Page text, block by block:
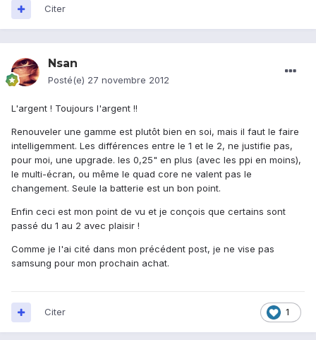
Citer
Nsan
Posté(e) 27 novembre 2012
L'argent ! Toujours l'argent !!
Renouveler une gamme est plutôt bien en soi, mais il faut le faire
intelligemment. Les différences entre le 1 et le 2, ne justifie pas,
pour moi, une upgrade. les 0,25" en plus (avec les ppi en moins),
le multi-écran, ou même le quad core ne valent pas le
changement. Seule la batterie est un bon point.
Enfin ceci est mon point de vu et je conçois que certains sont
passé du 1 au 2 avec plaisir !
Comme je l'ai cité dans mon précédent post, je ne vise pas
samsung pour mon prochain achat.
1
Citer